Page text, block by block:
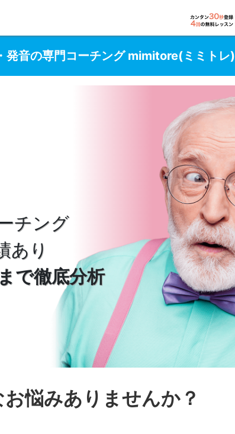
発音の専門コーチング mimitore(ミミトレ)
チング
あり
で徹底分析
悩みありませんか？